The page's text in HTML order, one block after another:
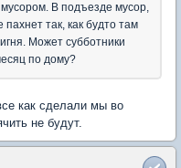
В подъезде мусор,
так, как будто там
Может субботники
по дому?
как сделали мы во
не будут.